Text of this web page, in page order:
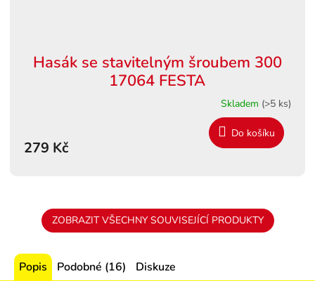
Hasák se stavitelným šroubem 300
17064 FESTA
Skladem (>5 ks)
279 Kč
Do košíku
ZOBRAZIT VŠECHNY SOUVISEJÍCÍ PRODUKTY
Popis Podobné (16) Diskuze